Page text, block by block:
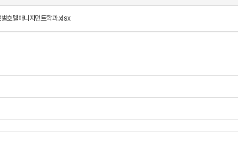
호텔매니지먼트학과.xlsx